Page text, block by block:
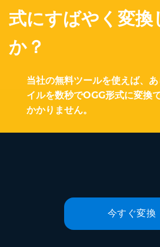
式にすばやく変換
か？
当社の無料ツールを使えば、
イルを数秒でOGG形式に変換
かかりません。
今すぐ変換